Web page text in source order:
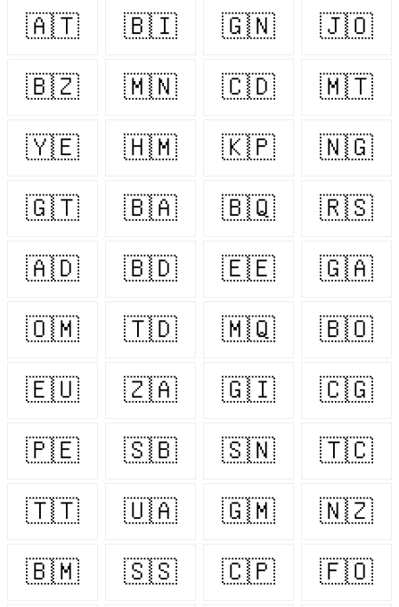
🇦🇹 🇧🇮 🇬🇳 🇯🇴
🇧🇿 🇲🇳 🇨🇩 🇲🇹
🇾🇪 🇭🇲 🇰🇵 🇳🇬
🇬🇹 🇧🇦 🇧🇶 🇷🇸
🇦🇩 🇧🇩 🇪🇪 🇬🇦
🇴🇲 🇹🇩 🇲🇶 🇧🇴
🇪🇺 🇿🇦 🇬🇮 🇨🇬
🇵🇪 🇸🇧 🇸🇳 🇹🇨
🇹🇹 🇺🇦 🇬🇲 🇳🇿
🇧🇲 🇸🇸 🇨🇵 🇫🇴